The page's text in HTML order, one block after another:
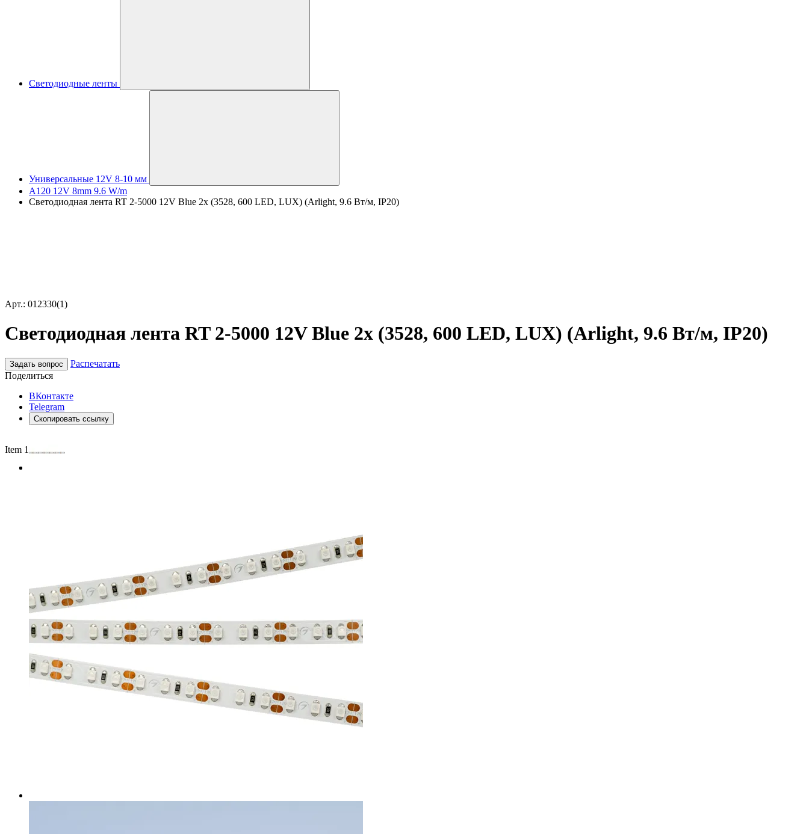
Светодиодные ленты
Универсальные 12V 8-10 мм
A120 12V 8mm 9.6 W/m
Светодиодная лента RT 2-5000 12V Blue 2x (3528, 600 LED, LUX) (Arlight, 9.6 Вт/м, IP20)
Арт.: 012330(1)
Светодиодная лента RT 2-5000 12V Blue 2x (3528, 600 LED, LUX) (Arlight, 9.6 Вт/м, IP20)
Задать вопрос
Распечатать
Поделиться
ВКонтакте
Telegram
Скопировать ссылку
Item 1 of 3